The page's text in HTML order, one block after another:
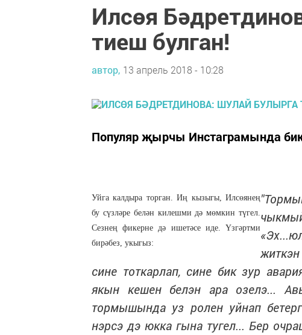
Илсөя
тиеш булган!
автор, 13 апрель 2018 - 10:28
Популяр җырчы Инстаграмында
Уйга калдыра торган. Иң кызыгы, Илсөянең
бу сүзләре белән килешми дә мөмкин түгел.
Сезнең фикерне дә ишетәсе иде. Үзгәртми
бирәбез, укыгыз:
сине тоткарлап, сине бик зур
якын кешен белэн ара озелэ...
тормышында уз ролен уйнап
нэрсэ дэ юкка гына тугел... Бер